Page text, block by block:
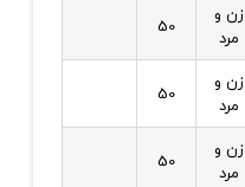
زن و
مرد
50
زن و
مرد
50
زن و
مرد
50